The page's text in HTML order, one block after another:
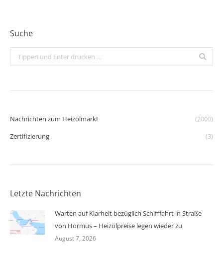
Suche
Search:
Nachrichten zum Heizölmarkt
(2000)
Zertifizierung
(3)
Letzte Nachrichten
Warten auf Klarheit bezüglich Schifffahrt in Straße
von Hormus – Heizölpreise legen wieder zu
August 7, 2026